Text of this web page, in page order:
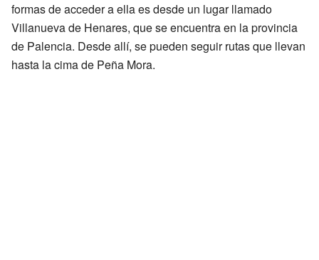
formas de acceder a ella es desde un lugar llamado
Villanueva de Henares, que se encuentra en la provincia
de Palencia. Desde allí, se pueden seguir rutas que llevan
hasta la cima de Peña Mora.